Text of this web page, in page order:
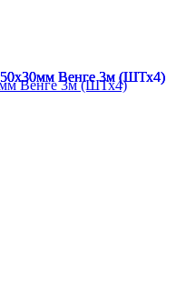
Венге 3м (ШТх4)